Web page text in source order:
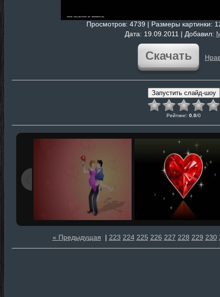
Просмотров: 4739 | Размеры картинки:
Дата: 19.09.2011 | Добавил:
Скачать
Рейтинг: 0.0/0
« Предыдущая | 223 224 225 226 227 228 229 230